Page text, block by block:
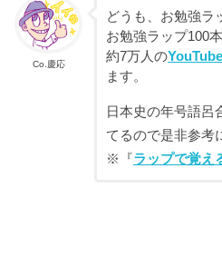
Co.慶応
どうも、お勉強ラ
お勉強ラップ100
約7万人の
ます。
日本史の年号語呂
てるので是非参考
※『ラップで覚え